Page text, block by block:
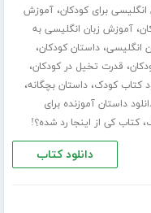
برای کودکان،آموزش
،آموزش زبان انگلیسی به
،داستان کودکان،
، قدرت تخیل در کودکان،
کتاب کودک،داستان بچگانه،
داستان آموزنده برای
،کتاب کی از اینجا رد شده؟!
دانلود کتاب